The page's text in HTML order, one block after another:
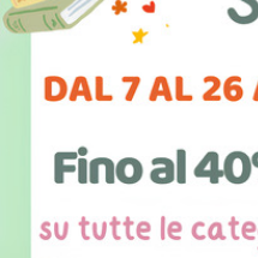
dell'intreccio
Bobotopresenta il
allascoperta delle
nostrocatalogo
2017 e acquistare
a ordini@boboto.it.